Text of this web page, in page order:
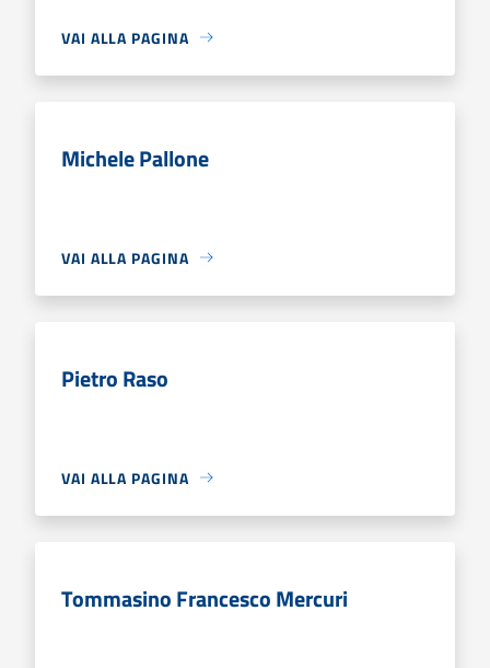
VAI ALLA PAGINA
Michele Pallone
VAI ALLA PAGINA
Pietro Raso
VAI ALLA PAGINA
Tommasino Francesco Mercuri